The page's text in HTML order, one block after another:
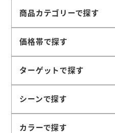
商品カテゴリーで探す
価格帯で探す
ターゲットで探す
シーンで探す
カラーで探す